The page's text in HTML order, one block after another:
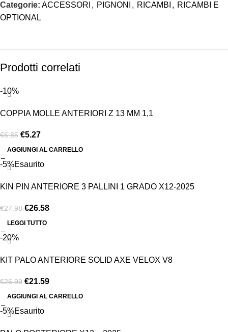
Categorie: ACCESSORI , PIGNONI , RICAMBI , RICAMBI E
OPTIONAL
Prodotti correlati
-10%
COPPIA MOLLE ANTERIORI Z 13 MM 1,1
€5.85 €5.27
AGGIUNGI AL CARRELLO
-5%Esaurito
KIN PIN ANTERIORE 3 PALLINI 1 GRADO X12-2025
€27.98 €26.58
LEGGI TUTTO
-20%
KIT PALO ANTERIORE SOLID AXE VELOX V8
€26.99 €21.59
AGGIUNGI AL CARRELLO
-5%Esaurito